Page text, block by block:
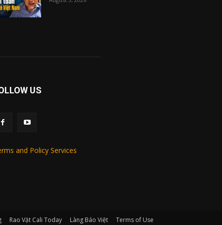
US
and Policy Services
Rao Vặt Cali Today Làng Báo Việt Terms of Use